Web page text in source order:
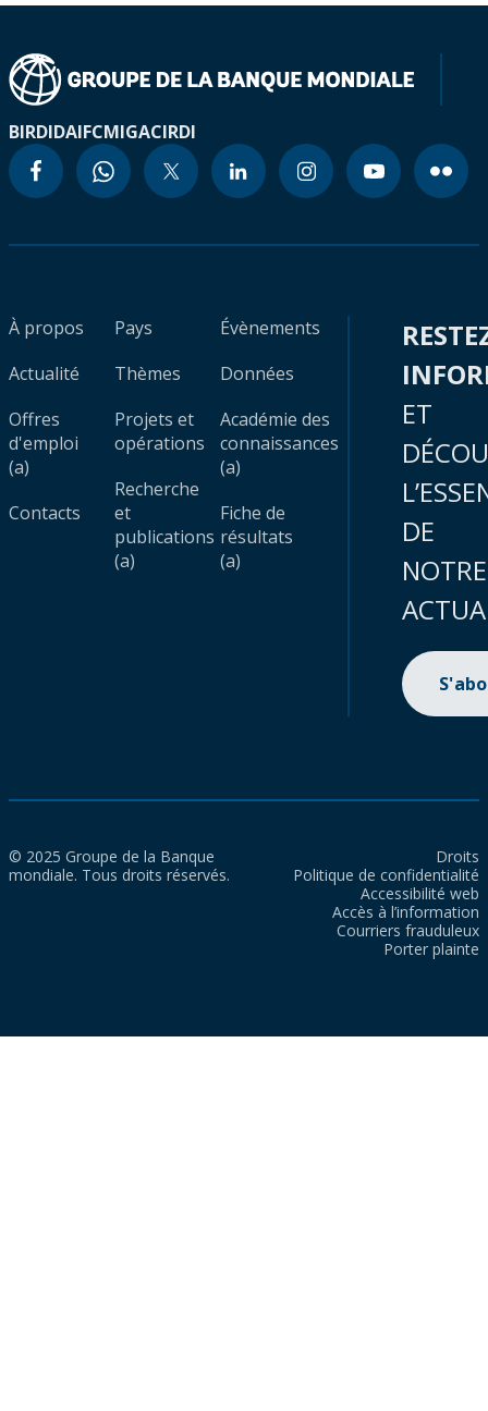
BIRDIDAIFCMIGACIRDI
À propos
Actualité
Offres
d'emploi
(a)
Contacts
Pays
Thèmes
Projets et
opérations
Recherche
et
publications
(a)
Évènements
Données
Académie des
connaissances
(a)
Fiche de
résultats
(a)
ET
DE
NOTRE
© 2025 Groupe de la Banque
mondiale. Tous droits réservés.
Droits
Politique de confidentialité
Accessibilité web
Accès à l’information
Courriers frauduleux
Porter plainte